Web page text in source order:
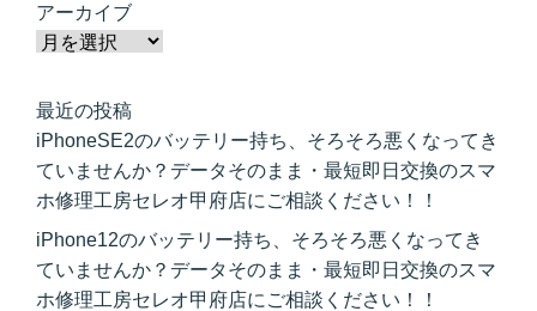
アーカイブ
最近の投稿
iPhoneSE2のバッテリー持ち、そろそろ悪くなってき
ていませんか？データそのまま・最短即日交換のスマ
ホ修理工房セレオ甲府店にご相談ください！！
iPhone12のバッテリー持ち、そろそろ悪くなってき
ていませんか？データそのまま・最短即日交換のスマ
ホ修理工房セレオ甲府店にご相談ください！！